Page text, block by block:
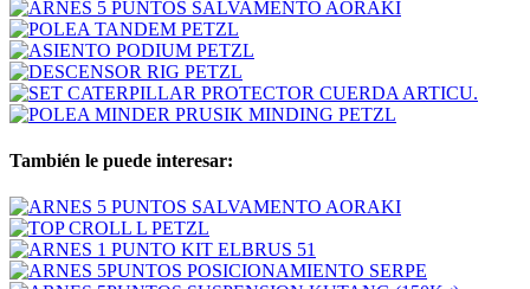
También le puede interesar: